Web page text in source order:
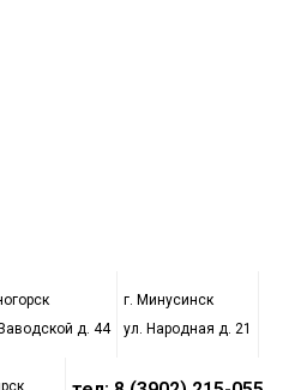
д. 44
г. Минусинск
ул. Народная д. 21